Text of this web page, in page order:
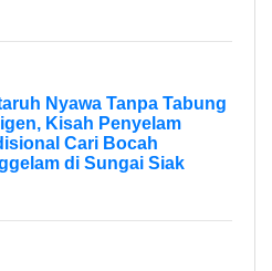
Nyawa Tanpa Tabung
Kisah Penyelam
Cari Bocah
di Sungai Siak